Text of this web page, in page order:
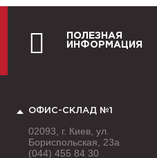
ПОЛЕЗНАЯ
ИНФОРМАЦИЯ
ОФИС-СКЛАД №1
02093, г. Киев, ул.
Бориспольская, 23а
(044) 455 84 30